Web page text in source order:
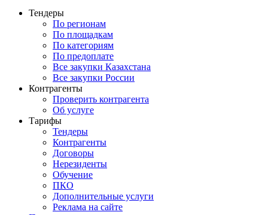
Тендеры
По регионам
По площадкам
По категориям
По предоплате
Все закупки Казахстана
Все закупки России
Контрагенты
Проверить контрагента
Об услуге
Тарифы
Тендеры
Контрагенты
Договоры
Нерезиденты
Обучение
ПКО
Дополнительные услуги
Реклама на сайте